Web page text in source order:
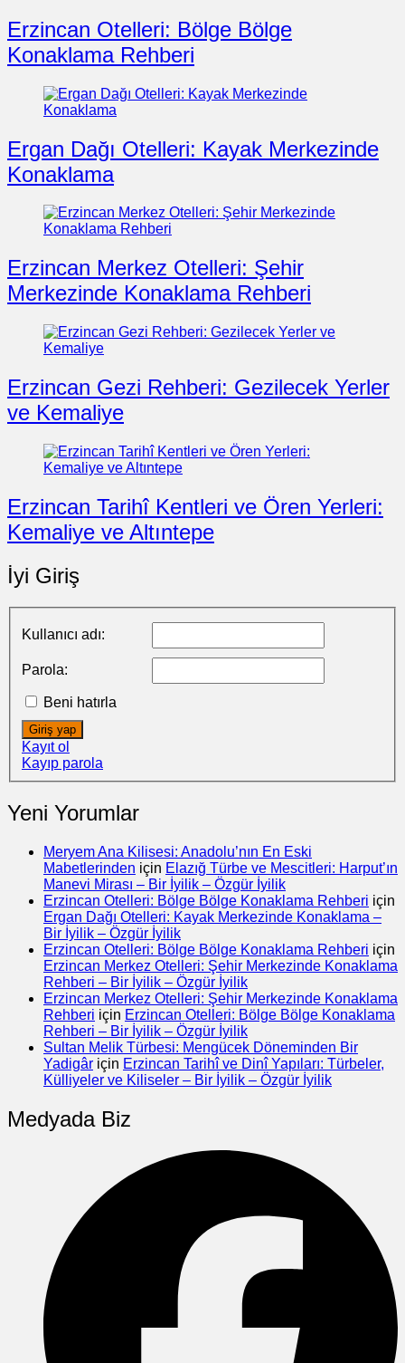
Erzincan Otelleri: Bölge Bölge
Konaklama Rehberi
Ergan Dağı Otelleri: Kayak Merkezinde
Konaklama
Erzincan Merkez Otelleri: Şehir
Merkezinde Konaklama Rehberi
Erzincan Gezi Rehberi: Gezilecek Yerler
ve Kemaliye
Erzincan Tarihî Kentleri ve Ören Yerleri:
Kemaliye ve Altıntepe
İyi Giriş
Kullanıcı adı:
Parola:
Beni hatırla
Giriş yap
Kayıt ol
Kayıp parola
Yeni Yorumlar
Meryem Ana Kilisesi: Anadolu’nın En Eski
Mabetlerinden için Elazığ Türbe ve Mescitleri: Harput’ın
Manevi Mirası – Bir İyilik – Özgür İyilik
Erzincan Otelleri: Bölge Bölge Konaklama Rehberi için
Ergan Dağı Otelleri: Kayak Merkezinde Konaklama –
Bir İyilik – Özgür İyilik
Erzincan Otelleri: Bölge Bölge Konaklama Rehberi için
Erzincan Merkez Otelleri: Şehir Merkezinde Konaklama
Rehberi – Bir İyilik – Özgür İyilik
Erzincan Merkez Otelleri: Şehir Merkezinde Konaklama
Rehberi için Erzincan Otelleri: Bölge Bölge Konaklama
Rehberi – Bir İyilik – Özgür İyilik
Sultan Melik Türbesi: Mengücek Döneminden Bir
Yadigâr için Erzincan Tarihî ve Dinî Yapıları: Türbeler,
Külliyeler ve Kiliseler – Bir İyilik – Özgür İyilik
Medyada Biz